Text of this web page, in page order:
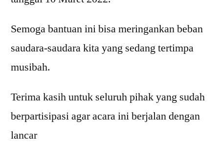
Semoga bantuan ini bisa meringankan beban
saudara-saudara kita yang sedang tertimpa
musibah.
Terima kasih untuk seluruh pihak yang sudah
berpartisipasi agar acara ini berjalan dengan
lancar